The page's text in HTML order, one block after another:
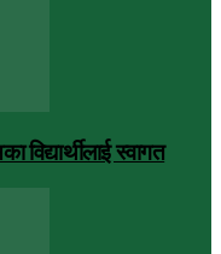
विद्यार्थीलाई स्वागत